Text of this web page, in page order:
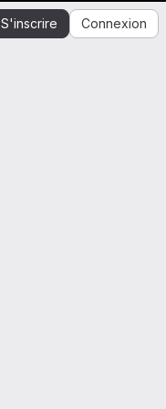
S'inscrire Connexion